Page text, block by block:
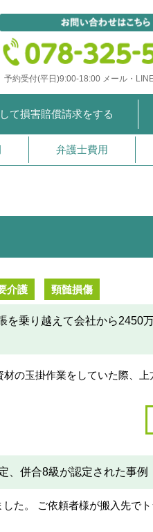
予約受付(平日)9:00-18:00 メール・
て損害賠償請求をする
弁護士費用
介護 頸髄損傷
を乗り越えて会社から2450
材の玉掛作業をしていた際、
、併合8級が認定された事例
した。 ご依頼者様が搬入先で